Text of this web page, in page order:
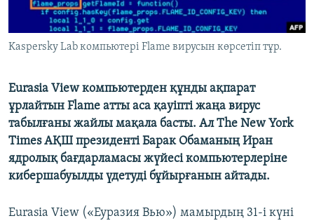
Басқа тілдерде
Kaspersky Lab компьютері Flame вирусын көрсетіп тұр.
Eurasia View компьютерден құнды ақпарат
ұрлайтын Flame атты аса қауіпті жаңа вирус
табылғаны жайлы мақала басты. Ал The New York
Times АҚШ президенті Барак Обаманың Иран
ядролық бағдарламасы жүйесі компьютерлеріне
кибершабуылды үдетуді бұйырғанын айтады.
Eurasia View («Еуразия Вью») мамырдың 31-і күні